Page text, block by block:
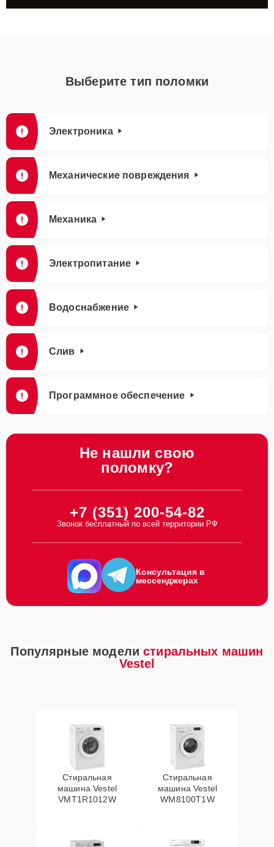
Выберите тип поломки
Электроника
Механические повреждения
Механика
Электропитание
Водоснабжение
Слив
Программное обеспечение
Не нашли свою
поломку?
+7 (351) 200-54-82
Звонок бесплатный по всей территории РФ
Консультация в
мессенджерах
Популярные моделистиральных машин
Vestel
Стиральная
машина Vestel
VMT1R1012W
Стиральная
машина Vestel
WM8100T1W